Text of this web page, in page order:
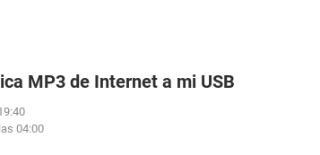
MP3 de Internet a mi USB
04:00